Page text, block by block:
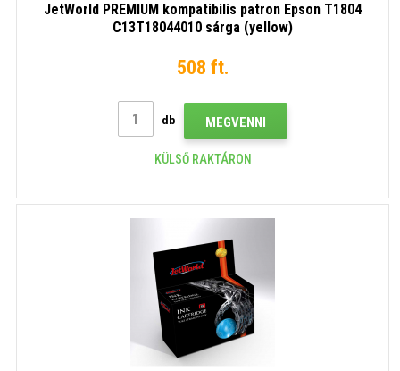
JetWorld PREMIUM kompatibilis patron Epson T1804
C13T18044010 sárga (yellow)
508 ft.
db MEGVENNI
KÜLSŐ RAKTÁRON